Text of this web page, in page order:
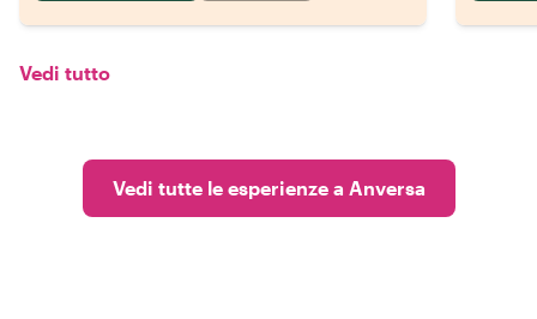
Vedi tutto
Vedi tutte le esperienze a Anversa